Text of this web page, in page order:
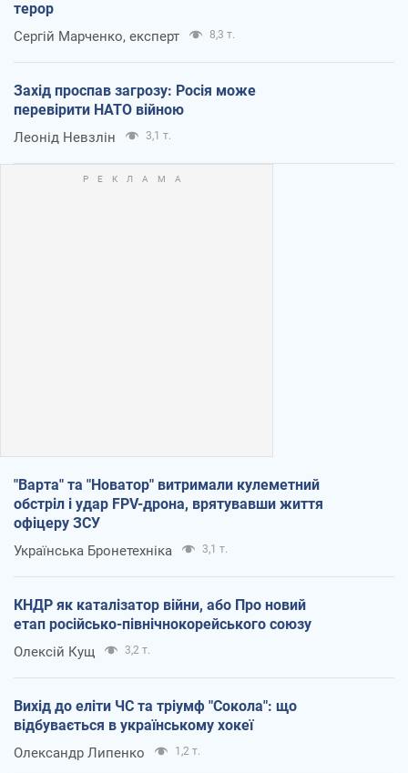
терор
Сергій Марченко, експерт 8,3 т.
Захід проспав загрозу: Росія може
перевірити НАТО війною
Леонід Невзлін 3,1 т.
"Варта" та "Новатор" витримали кулеметний
обстріл і удар FPV-дрона, врятувавши життя
офіцеру ЗСУ
Українська Бронетехніка 3,1 т.
КНДР як каталізатор війни, або Про новий
етап російсько-північнокорейського союзу
Олексій Кущ 3,2 т.
Вихід до еліти ЧС та тріумф "Сокола": що
відбувається в українському хокеї
Олександр Липенко 1,2 т.